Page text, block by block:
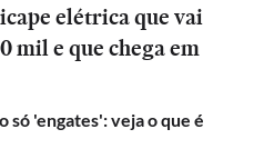
elétrica que vai
mil e que chega em
só 'engates': veja o que é